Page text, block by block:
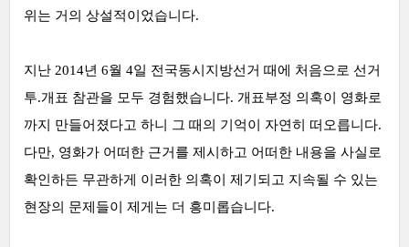
위는 거의 상설적이었습니다.
지난 2014년 6월 4일 전국동시지방선거 때에 처음으로 선거
투.개표 참관을 모두 경험했습니다. 개표부정 의혹이 영화로
까지 만들어졌다고 하니 그 때의 기억이 자연히 떠오릅니다.
다만, 영화가 어떠한 근거를 제시하고 어떠한 내용을 사실로
확인하든 무관하게 이러한 의혹이 제기되고 지속될 수 있는
현장의 문제들이 제게는 더 흥미롭습니다.